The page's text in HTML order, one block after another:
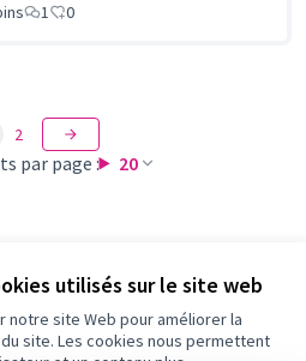
utilisés sur le site web
notre site Web pour améliorer la
site. Les cookies nous permettent
1 0
par page : 20
2